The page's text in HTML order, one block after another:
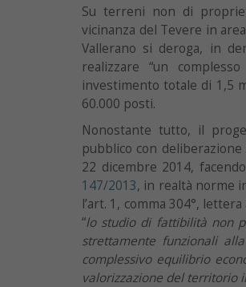
Su terreni non di
vicinanza del Tevere in
Vallerano si deroga, in
realizzare “un
investimento totale di 1,5
60.000 posti.
Nonostante tutto, il
pubblico con
22 dicembre 2014,
147/2013, in realtà norme
l’art. 1, comma 304°,
“lo studio di fattibilità non
strettamente funzionali
complessivo equilibrio
valorizzazione del territorio